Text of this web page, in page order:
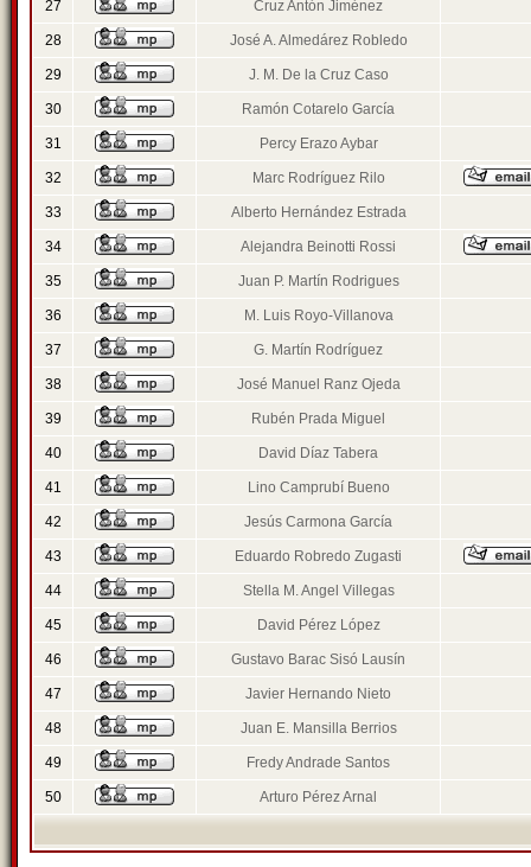
27 Cruz Antón Jiménez
28 José A. Almedárez Robledo
29 J. M. De la Cruz Caso
30 Ramón Cotarelo García
31 Percy Erazo Aybar
32 Marc Rodríguez Rilo
33 Alberto Hernández Estrada
34 Alejandra Beinotti Rossi
35 Juan P. Martín Rodrigues
36 M. Luis Royo-Villanova
37 G. Martín Rodríguez
38 José Manuel Ranz Ojeda
39 Rubén Prada Miguel
40 David Díaz Tabera
41 Lino Camprubí Bueno
42 Jesús Carmona García
43 Eduardo Robredo Zugasti
44 Stella M. Angel Villegas
45 David Pérez López
46 Gustavo Barac Sisó Lausín
47 Javier Hernando Nieto
48 Juan E. Mansilla Berrios
49 Fredy Andrade Santos
50 Arturo Pérez Arnal